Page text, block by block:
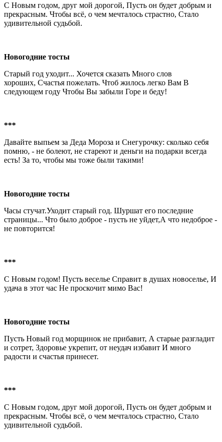
С Hовым годом, друг мой дорогой, Пусть он будет добрым и
прекрасным. Чтобы всё, о чем мечталось страстно, Стало
удивительной судьбой.
Новогодние тосты
Старый год уходит... Хочется сказать Много слов
хороших, Счастья пожелать. Чтоб жилось легко Вам В
следующем году Чтобы Вы забыли Горе и беду!
***
Давайте выпьем за Деда Мороза и Снегурочку: сколько себя
помню, - не болеют, не стареют и деньги на подарки всегда
есть! За то, чтобы мы тоже были такими!
Новогодние тосты
Часы стучат.Уходит старый год. Шуршат его последние
страницы... Что было доброе - пусть не уйдет,А что недоброе -
не повторится!
***
С Новым годом! Пусть веселье Справит в душах новоселье, И
удача в этот час Не проскочит мимо Вас!
Новогодние тосты
Пусть Hовый год морщинок не прибавит, А старые разгладит
и сотрет, Здоровье укрепит, от неудач избавит И много
радости и счастья принесет.
***
С Hовым годом, друг мой дорогой, Пусть он будет добрым и
прекрасным. Чтобы всё, о чем мечталось страстно, Стало
удивительной судьбой.